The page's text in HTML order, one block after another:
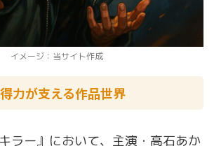
イメージ：当サイト作成
力が支える作品世界
ラー』において、主演・高石あか